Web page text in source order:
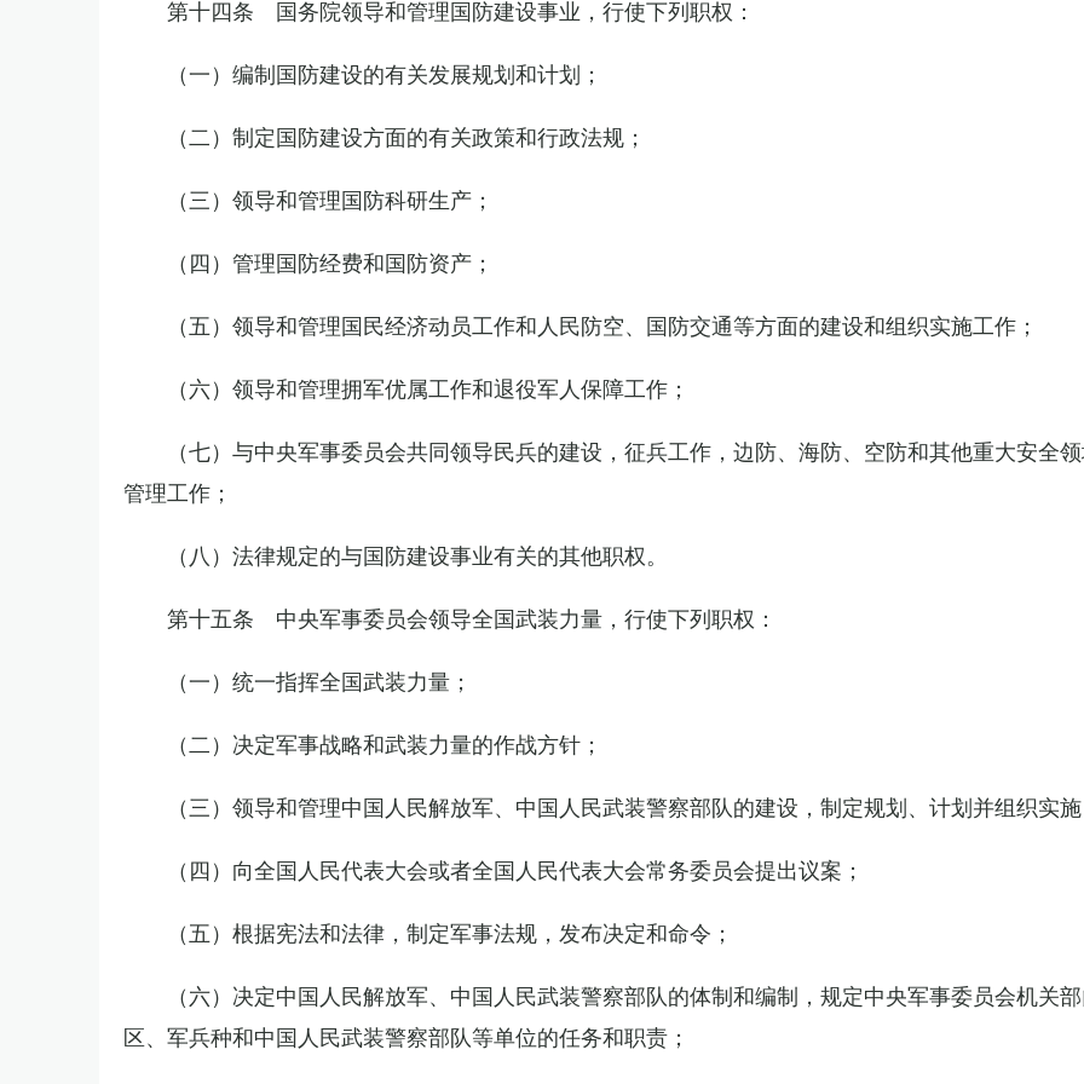
第十四条 国务院领导和管理国防建设事业，行使下列职权：
（一）编制国防建设的有关发展规划和计划；
（二）制定国防建设方面的有关政策和行政法规；
（三）领导和管理国防科研生产；
（四）管理国防经费和国防资产；
（五）领导和管理国民经济动员工作和人民防空、国防交通等方面的建设和组织实施工作；
（六）领导和管理拥军优属工作和退役军人保障工作；
（七）与中央军事委员会共同领导民兵的建设，征兵工作，边防、海防、空防和其他重大安全
管理工作；
（八）法律规定的与国防建设事业有关的其他职权。
第十五条 中央军事委员会领导全国武装力量，行使下列职权：
（一）统一指挥全国武装力量；
（二）决定军事战略和武装力量的作战方针；
（三）领导和管理中国人民解放军、中国人民武装警察部队的建设，制定规划、计划并组织实
（四）向全国人民代表大会或者全国人民代表大会常务委员会提出议案；
（五）根据宪法和法律，制定军事法规，发布决定和命令；
（六）决定中国人民解放军、中国人民武装警察部队的体制和编制，规定中央军事委员会机关
区、军兵种和中国人民武装警察部队等单位的任务和职责；